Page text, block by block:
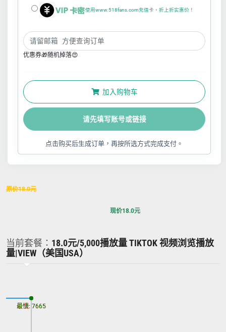
使用www.518fans.com充值卡，折上折实惠价！
优惠券🎁随机掉落😍
加入购物车
请先填写账号或链接
点击购买后生成订单，再按所选方式完成支付。
原价18.0元
现价18.0元
当前套餐： 18.0元/5,000播放量 TIKTOK 视频浏览播放
量|VIEW（美国USA）
最慢: 7665
最快: 7665